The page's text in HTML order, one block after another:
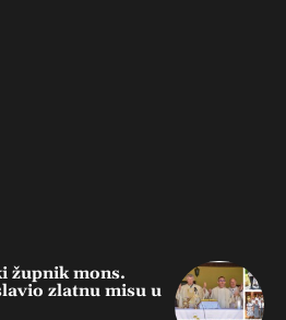
župnik mons.
zlatnu misu u